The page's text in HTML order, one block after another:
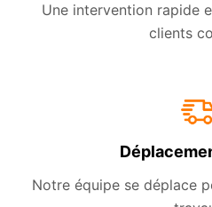
Une intervention rapide
clients
Notre équipe se déplace